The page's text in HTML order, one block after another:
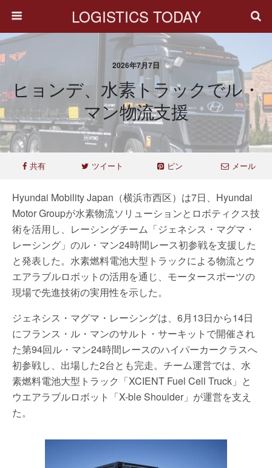
LOGISTICS TODAY
2026年7月7日
ヒョンデ、水素トラックでル・
マン物流支援
共有 ツイート ピン メール
Hyundai Mobility Japan（横浜市西区）は7日、Hyundai
Motor Groupが水素物流ソリューションとロボティクス技
術を活用し、レーシングチーム「ジェネシス・マグマ・
レーシング」のル・マン24時間レース初参戦を支援した
と発表した。水素燃料電池大型トラックによる物流とウ
エアラブルロボットの活用を通じ、モータースポーツの
現場で先進技術の実用性を示した。
ジェネシス・マグマ・レーシングは、6月13日から14日
にフランス・ル・マンのサルト・サーキットで開催され
た第94回ル・マン24時間レースのハイパーカークラスへ
初参戦し、出場した2台とも完走。チーム運営では、水
素燃料電池大型トラック「XCIENT Fuel Cell Truck」と
ウエアラブルロボット「X-ble Shoulder」が運営を支え
た。